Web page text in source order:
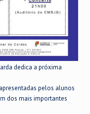
dedica a próxima
pelos alunos
dos mais importantes